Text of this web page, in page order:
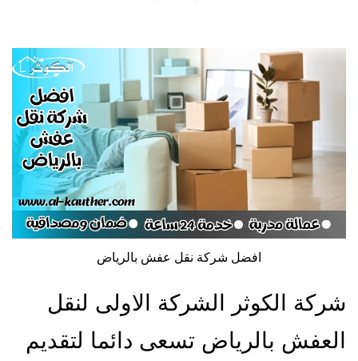
افضل شركة نقل عفش بالرياض
شركة الكوثر الشركة الاولى لنقل
العفش بالرياض تسعى دائما لتقديم